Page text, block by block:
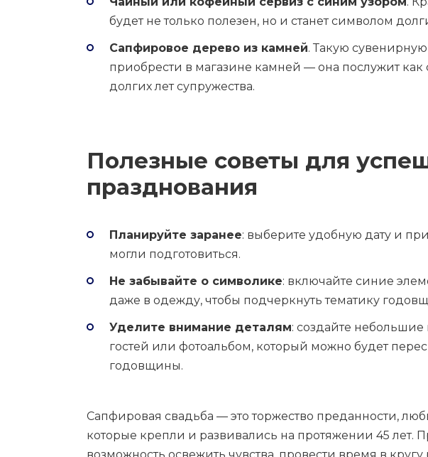
будет не только полезен, но и станет символом
Сапфировое дерево из камней. Такую
приобрести в магазине камней — она послужит
долгих лет супружества.
Полезные советы для
празднования
Планируйте заранее: выберите удобную дату и
могли подготовиться.
Не забывайте о символике: включайте синие
даже в одежду, чтобы подчеркнуть тематику
Уделите внимание деталям: создайте
гостей или фотоальбом, который можно будет
годовщины.
Сапфировая свадьба — это торжество преданности,
которые крепли и развивались на протяжении 45 лет.
возможность освежить чувства, провести время в